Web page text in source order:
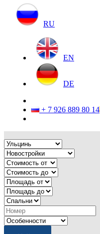
RU
EN
DE
+ 7 926 889 80 14